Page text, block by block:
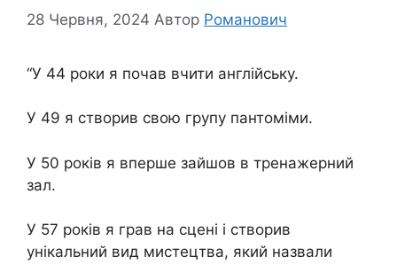
28 Червня, 2024 Автор Романович
“У 44 роки я почав вчити англійську.
У 49 я створив свою групу пaнтоміми.
У 50 років я вперше зайшов в тренaжерний
зал.
У 57 років я грав на сцені і створив
унікaльний вид мистецтва, який нaзвали